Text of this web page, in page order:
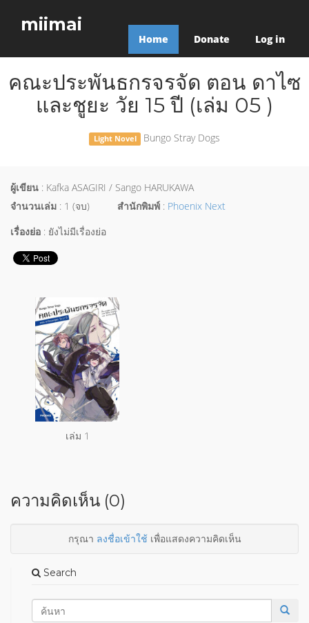
miimai
Home Donate Log in
คณะประพันธกรจรจัด ตอน ดาไซ
และชูยะ วัย 15 ปี (เล่ม 05 )
Light Novel Bungo Stray Dogs
ผู้เขียน : Kafka ASAGIRI / Sango HARUKAWA
จำนวนเล่ม : 1 (จบ) สำนักพิมพ์ : Phoenix Next
เรื่องย่อ : ยังไม่มีเรื่องย่อ
เล่ม 1
ความคิดเห็น (0)
กรุณา ลงชื่อเข้าใช้เพื่อแสดงความคิดเห็น
Search